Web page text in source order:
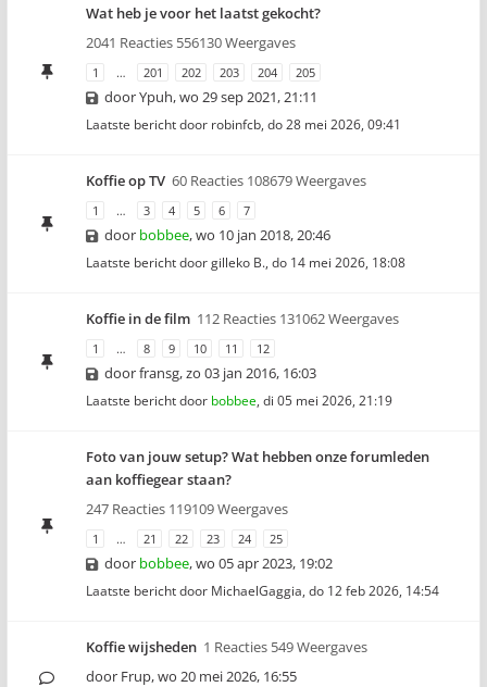
Wat heb je voor het laatst gekocht?
2041 Reacties 556130 Weergaves
1 … 201 202 203 204 205
doorYpuh,wo 29 sep 2021, 21:11
Laatste bericht door robinfcb, do 28 mei 2026, 09:41
Koffie op TV 60 Reacties 108679 Weergaves
1 … 3 4 5 6 7
door bobbee,wo 10 jan 2018, 20:46
Laatste bericht doorgilleko B., do 14 mei 2026, 18:08
Koffie in de film 112 Reacties 131062 Weergaves
1 … 8 9 10 11 12
doorfransg,zo 03 jan 2016, 16:03
Laatste bericht door bobbee, di 05 mei 2026, 21:19
Foto van jouw setup? Wat hebben onze forumleden
aan koffiegear staan?
247 Reacties 119109 Weergaves
1 … 21 22 23 24 25
door bobbee,wo 05 apr 2023, 19:02
Laatste bericht door MichaelGaggia, do 12 feb 2026, 14:54
Koffie wijsheden 1 Reacties 549 Weergaves
door Frup,wo 20 mei 2026, 16:55